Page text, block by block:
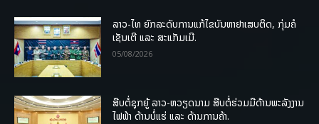
ລາວ-ໄທ ຍົກລະດັບການແກ້ໄຂບັນຫາຢາເສບຕິດ, ກຸ່ມຄໍ
ເຊັນເຕີ ແລະ ສະແກັມເມີ.
05/08/2026
ສືບຕໍ່ຊຸກຍູ້ ລາວ-ຫວຽດນາມ ສືບຕໍ່ຮ່ວມມືດ້ານພະລັງງານ
ໄຟຟ້າ ດ້ານບໍ່ແຮ່ ແລະ ດ້ານການຄ້າ.